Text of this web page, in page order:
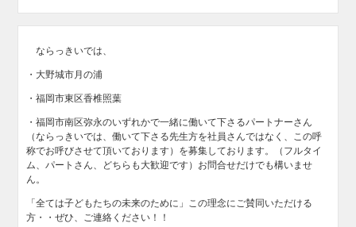
ならっきいでは、
・大野城市月の浦
・福岡市東区香椎照葉
・福岡市南区弥永のいずれかで一緒に働いて下さるパートナーさん
（ならっきいでは、働いて下さる先生方を社員さんではなく、この呼
称でお呼びさせて頂いております）を募集しております。（フルタイ
ム、パートさん、どちらも大歓迎です）お問合せだけでも構いませ
ん。
「全ては子どもたちの未来のために」この理念にご賛同いただける
方・・ぜひ、ご連絡ください！！